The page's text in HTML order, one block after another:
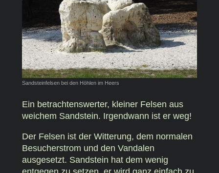
Sandsteinfelsen bei den Höhlen im Heers
Ein betrachtenswerter, kleiner Felsen aus
weichem Sandstein. Irgendwann ist er weg!
Der Felsen ist der Witterung, dem normalen
Besucherstrom und den Vandalen
ausgesetzt. Sandstein hat dem wenig